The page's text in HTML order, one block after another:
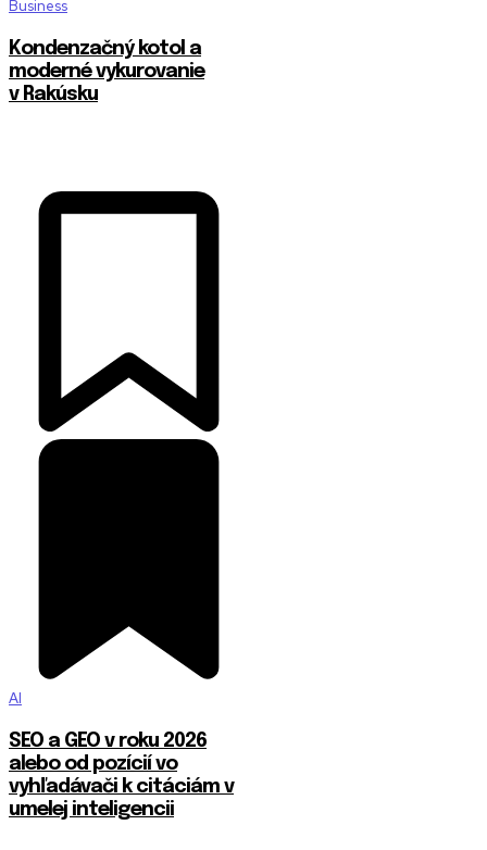
Business
Kondenzačný kotol a
moderné vykurovanie
v Rakúsku
AI
SEO a GEO v roku 2026
alebo od pozícií vo
vyhľadávači k citáciám v
umelej inteligencii